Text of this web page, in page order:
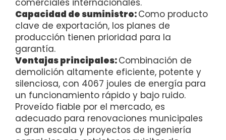
comerciales internacionales.
Capacidad de suministro:Como producto
clave de exportación, los planes de
producción tienen prioridad para la
garantía.
Ventajas principales:Combinación de
demolición altamente eficiente, potente y
silenciosa, con 4067 joules de energía para
un funcionamiento rápido y bajo ruido.
Proveído fiable por el mercado, es
adecuado para renovaciones municipales
a gran escala y proyectos de ingeniería